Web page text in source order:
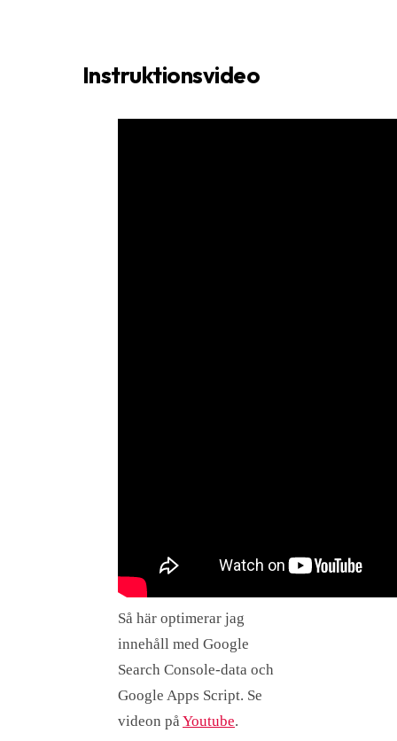
Instruktionsvideo
Så här optimerar jag
innehåll med Google
Search Console-data och
Google Apps Script. Se
videon på Youtube.